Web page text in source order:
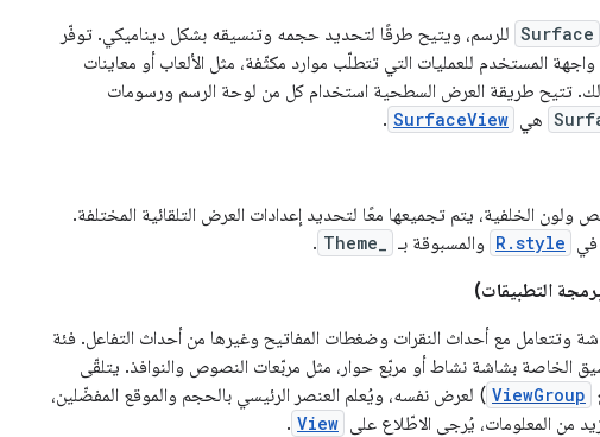
Surface للرسم، ويتيح طرقًا لتحديد حجمه وتنسيقه بشكل ديناميكي. توفّر
المستخدم للعمليات التي تتطلّب موارد مكثّفة، مثل الألعاب أو معاينات
لذلك. تتيح طريقة العرض السطحية استخدام كل من لوحة الرسم ورسومات
هي SurfaceView
.
الخلفية، يتم تجميعها معًا لتحديد إعدادات العرض التلقائية المختلفة.
R.style والمسبوقة بـ Theme_
.
التطبيقات)
مع أحداث النقرات وضغطات المفاتيح وغيرها من أحداث التفاعل. فئة
الخاصة بشاشة نشاط أو مربّع حوار، مثل مربّعات النصوص والنوافذ. يتلقّى
ViewGroup ) لعرض نفسه، ويُعلم العنصر الرئيسي بالحجم والموقع المفضّلين،
من المعلومات، يُرجى الاطّلاع على View
.